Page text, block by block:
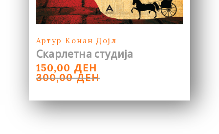
Артур Конан Дојл
Скарлетна студија
300,00ДЕН
ORIGINAL
PRICE
WAS:
150,00 ДЕН
CURRENT
PRICE